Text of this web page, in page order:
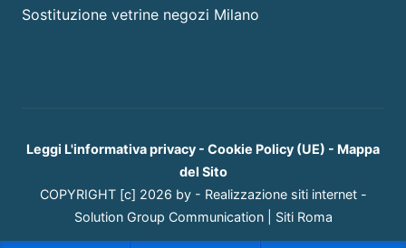
Sostituzione vetrine negozi Milano
Leggi L'informativa privacy - Cookie Policy (UE) - Mappa
del Sito
COPYRIGHT [c] 2026 by - Realizzazione siti internet-
Solution Group Communication| Siti Roma